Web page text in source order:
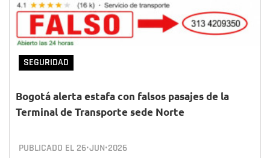
SEGURIDAD
Bogotá alerta estafa con falsos pasajes de la
Terminal de Transporte sede Norte
PUBLICADO EL 26•JUN•2026